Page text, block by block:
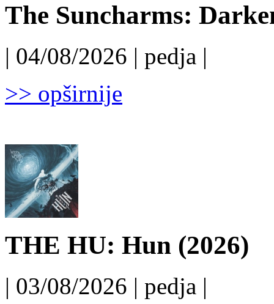
The Suncharms:
| 04/08/2026 | pedja |
>> opširnije
THE HU: Hun (2026)
| 03/08/2026 | pedja |